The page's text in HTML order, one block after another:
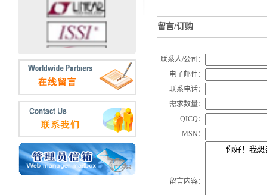
留言/订购
联系人/公司：
电子邮件：
联系电话：
需求数量：
QICQ：
MSN：
留言内容：